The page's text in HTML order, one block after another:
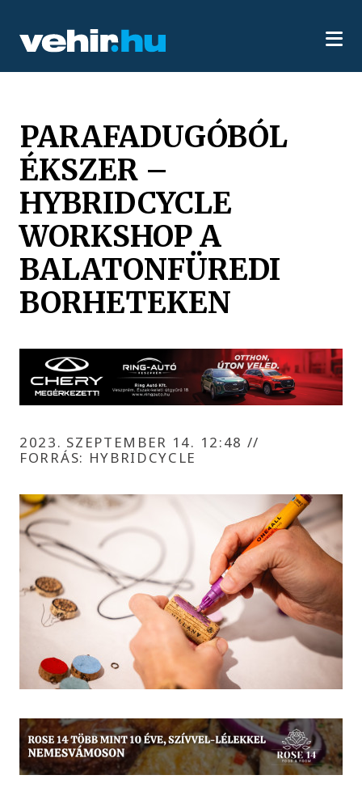
PARAFADUGÓBÓL
ÉKSZER –
HYBRIDCYCLE
WORKSHOP A
BALATONFÜREDI
BORHETEKEN
2023. SZEPTEMBER 14. 12:48 //
FORRÁS: HYBRIDCYCLE